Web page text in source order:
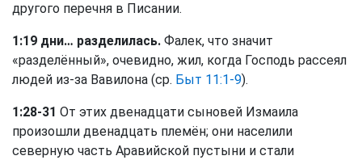
другого перечня в Писании.
1:19 дни… разделилась. Фалек, что значит
«разделённый», очевидно, жил, когда Господь рассеял
людей из-за Вавилона (ср. Быт 11:1-9).
1:28-31 От этих двенадцати сыновей Измаила
произошли двенадцать племён; они населили
северную часть Аравийской пустыни и стали